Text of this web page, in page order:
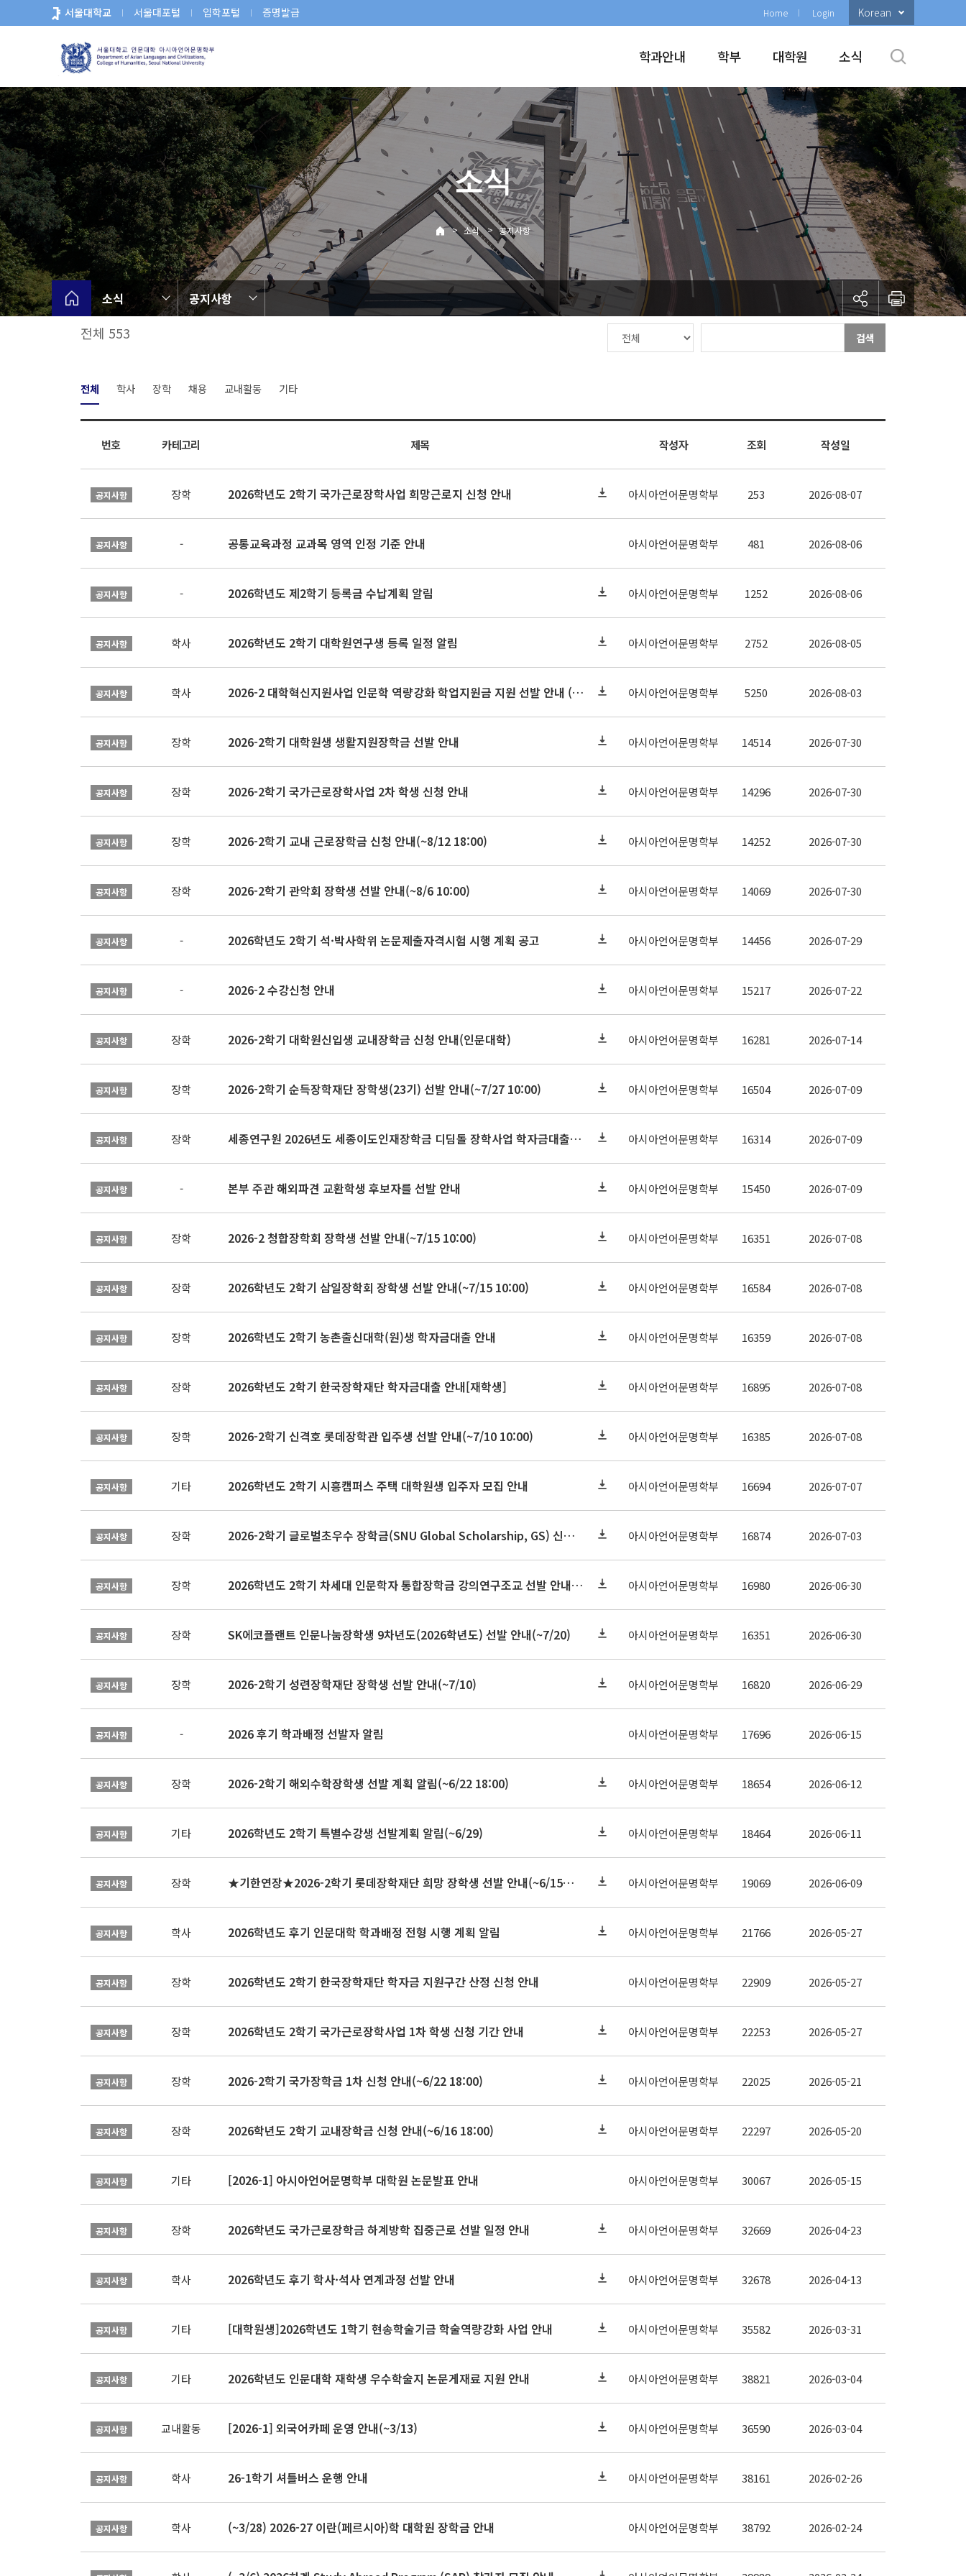
로
뉴
서울대학교 서울대포털 입학포털 증명발급 Home Login Korean
학과안내 학부 대학원 소식
소식
> 소식 > 공지사항
소식 공지사항
전체 553 검색
전체 학사 장학 채용 교내활동 기타
번호 카테고리 제목 작성자 조회 작성일
공지사항 장학 2026학년도 2학기 국가근로장학사업 희망근로지 신청 안내 아시아언어문명학부 253 2026-08-07
공지사항 - 공통교육과정 교과목 영역 인정 기준 안내 아시아언어문명학부 481 2026-08-06
공지사항 - 2026학년도 제2학기 등록금 수납계획 알림 아시아언어문명학부 1252 2026-08-06
공지사항 학사 2026학년도 2학기 대학원연구생 등록 일정 알림 아시아언어문명학부 2752 2026-08-05
공지사항 학사 2026-2 대학혁신지원사업 인문학 역량강화 학업지원금 지원 선발 안내 (학/석/박사) 아시아언어문명학부 5250 2026-08-03
공지사항 장학 2026-2학기 대학원생 생활지원장학금 선발 안내 아시아언어문명학부 14514 2026-07-30
공지사항 장학 2026-2학기 국가근로장학사업 2차 학생 신청 안내 아시아언어문명학부 14296 2026-07-30
공지사항 장학 2026-2학기 교내 근로장학금 신청 안내(~8/12 18:00) 아시아언어문명학부 14252 2026-07-30
공지사항 장학 2026-2학기 관악회 장학생 선발 안내(~8/6 10:00) 아시아언어문명학부 14069 2026-07-30
공지사항 - 2026학년도 2학기 석·박사학위 논문제출자격시험 시행 계획 공고 아시아언어문명학부 14456 2026-07-29
공지사항 - 2026-2 수강신청 안내 아시아언어문명학부 15217 2026-07-22
공지사항 장학 2026-2학기 대학원신입생 교내장학금 신청 안내(인문대학) 아시아언어문명학부 16281 2026-07-14
공지사항 장학 2026-2학기 순득장학재단 장학생(23기) 선발 안내(~7/27 10:00) 아시아언어문명학부 16504 2026-07-09
공지사항 장학 세종연구원 2026년도 세종이도인재장학금 디딤돌 장학사업 학자금대출 관련분야(원금상환, 이자지원) 신청 사업 안내 아시아언어문명학부 16314 2026-07-09
공지사항 - 본부 주관 해외파견 교환학생 후보자를 선발 안내 아시아언어문명학부 15450 2026-07-09
공지사항 장학 2026-2 청합장학회 장학생 선발 안내(~7/15 10:00) 아시아언어문명학부 16351 2026-07-08
공지사항 장학 2026학년도 2학기 삼일장학회 장학생 선발 안내(~7/15 10:00) 아시아언어문명학부 16584 2026-07-08
공지사항 장학 2026학년도 2학기 농촌출신대학(원)생 학자금대출 안내 아시아언어문명학부 16359 2026-07-08
공지사항 장학 2026학년도 2학기 한국장학재단 학자금대출 안내[재학생] 아시아언어문명학부 16895 2026-07-08
공지사항 장학 2026-2학기 신격호 롯데장학관 입주생 선발 안내(~7/10 10:00) 아시아언어문명학부 16385 2026-07-08
공지사항 기타 2026학년도 2학기 시흥캠퍼스 주택 대학원생 입주자 모집 안내 아시아언어문명학부 16694 2026-07-07
공지사항 장학 2026-2학기 글로벌초우수 장학금(SNU Global Scholarship, GS) 신청 안내(~7/12 23:00) 아시아언어문명학부 16874 2026-07-03
공지사항 장학 2026학년도 2학기 차세대 인문학자 통합장학금 강의연구조교 선발 안내(~7/8) 아시아언어문명학부 16980 2026-06-30
공지사항 장학 SK에코플랜트 인문나눔장학생 9차년도(2026학년도) 선발 안내(~7/20) 아시아언어문명학부 16351 2026-06-30
공지사항 장학 2026-2학기 성련장학재단 장학생 선발 안내(~7/10) 아시아언어문명학부 16820 2026-06-29
공지사항 - 2026 후기 학과배정 선발자 알림 아시아언어문명학부 17696 2026-06-15
공지사항 장학 2026-2학기 해외수학장학생 선발 계획 알림(~6/22 18:00) 아시아언어문명학부 18654 2026-06-12
공지사항 기타 2026학년도 2학기 특별수강생 선발계획 알림(~6/29) 아시아언어문명학부 18464 2026-06-11
공지사항 장학 ★기한연장★2026-2학기 롯데장학재단 희망 장학생 선발 안내(~6/15 ~6/22 10:00)아시아언어문명학부 19069 2026-06-09
공지사항 학사 2026학년도 후기 인문대학 학과배정 전형 시행 계획 알림 아시아언어문명학부 21766 2026-05-27
공지사항 장학 2026학년도 2학기 한국장학재단 학자금 지원구간 산정 신청 안내 아시아언어문명학부 22909 2026-05-27
공지사항 장학 2026학년도 2학기 국가근로장학사업 1차 학생 신청 기간 안내 아시아언어문명학부 22253 2026-05-27
공지사항 장학 2026-2학기 국가장학금 1차 신청 안내(~6/22 18:00) 아시아언어문명학부 22025 2026-05-21
공지사항 장학 2026학년도 2학기 교내장학금 신청 안내(~6/16 18:00) 아시아언어문명학부 22297 2026-05-20
공지사항 기타 [2026-1] 아시아언어문명학부 대학원 논문발표 안내 아시아언어문명학부 30067 2026-05-15
공지사항 장학 2026학년도 국가근로장학금 하계방학 집중근로 선발 일정 안내 아시아언어문명학부 32669 2026-04-23
공지사항 학사 2026학년도 후기 학사·석사 연계과정 선발 안내 아시아언어문명학부 32678 2026-04-13
공지사항 기타 [대학원생]2026학년도 1학기 현송학술기금 학술역량강화 사업 안내 아시아언어문명학부 35582 2026-03-31
공지사항 기타 2026학년도 인문대학 재학생 우수학술지 논문게재료 지원 안내 아시아언어문명학부 38821 2026-03-04
공지사항 교내활동 [2026-1] 외국어카페 운영 안내(~3/13) 아시아언어문명학부 36590 2026-03-04
공지사항 학사 26-1학기 셔틀버스 운행 안내 아시아언어문명학부 38161 2026-02-26
공지사항 학사 (~3/28) 2026-27 이란(페르시아)학 대학원 장학금 안내 아시아언어문명학부 38792 2026-02-24